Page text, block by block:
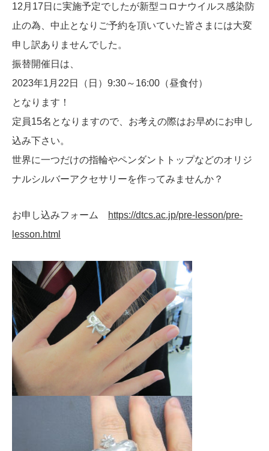
12月17日に実施予定でしたが新型コロナウイルス感染防
止の為、中止となりご予約を頂いていた皆さまには大変
申し訳ありませんでした。
振替開催日は、
2023年1月22日（日）9:30～16:00（昼食付）
となります！
定員15名となりますので、お考えの際はお早めにお申し
込み下さい。
世界に一つだけの指輪やペンダントトップなどのオリジ
ナルシルバーアクセサリーを作ってみませんか？
お申し込みフォーム
https://dtcs.ac.jp/pre-lesson/pre-
lesson.html